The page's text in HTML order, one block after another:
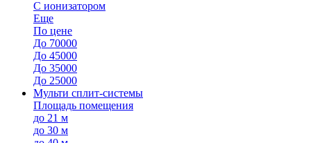
С ионизатором
Еще
По цене
До 70000
До 45000
До 35000
До 25000
Мульти сплит-системы
Площадь помещения
до 21 м
до 30 м